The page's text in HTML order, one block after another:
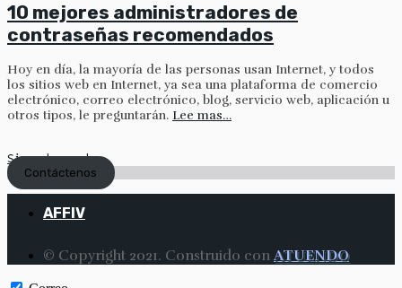
10 mejores administradores de
contraseñas recomendados
Hoy en día, la mayoría de las personas usan Internet, y todos
los sitios web en Internet, ya sea una plataforma de comercio
electrónico, correo electrónico, blog, servicio web, aplicación u
otros tipos, le preguntarán. Lee mas…
Sigue leyendo
Contáctenos
AFFIV
© Copyright 2021. Construido con ATUENDO